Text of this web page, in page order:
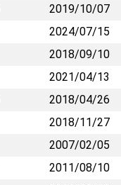
2019/10/07
2024/07/15
2018/09/10
2021/04/13
2018/04/26
2018/11/27
2007/02/05
2011/08/10